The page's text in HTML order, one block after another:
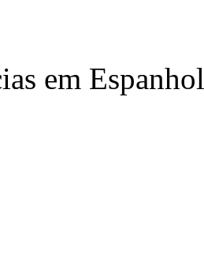
em Espanhol